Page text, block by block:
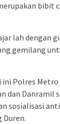
bibit
lah dengan
gemilang
Polres
dan Danramil
sosialisasi
Duren.